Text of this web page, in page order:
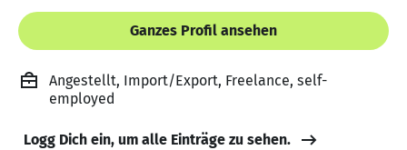
Ganzes Profil ansehen
Angestellt, Import/Export, Freelance, self-
employed
Logg Dich ein, um alle Einträge zu sehen.